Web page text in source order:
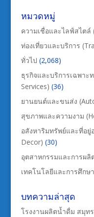
หมวดหมู่
ความเชื่อและไลฟ์สไตล์
ท่องเที่ยวและบริการ
ทั่วไป (2,068)
ธุรกิจและบริการเฉพาะ
Services) (36)
ยานยนต์และขนส่ง
สุขภาพและความงาม
อสังหาริมทรัพย์และที่อยู่
Decor) (30)
อุตสาหกรรมและการผลิ
เทคโนโลยีและการศึกษ
บทความล่าสุด
โรงงานผลิตน้ำดื่ม สมุท